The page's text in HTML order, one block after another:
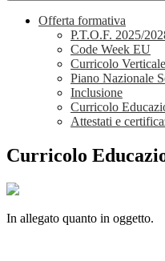
Offerta formativa
P.T.O.F. 2025/
Code Week EU
Curricolo Verticale
Piano Nazionale
Inclusione
Curricolo
Attestati e
Curricolo
In allegato quanto in oggetto.